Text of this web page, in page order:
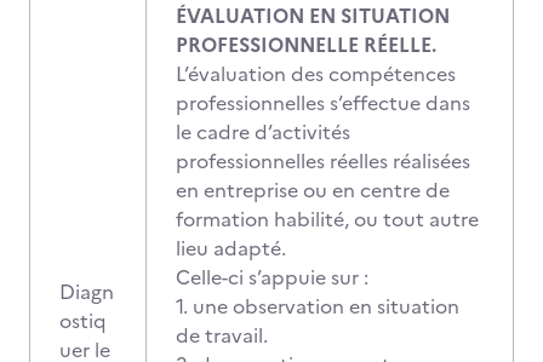
Diagn
ostiq
uer le
ÉVALUATION EN SITUATION
PROFESSIONNELLE RÉELLE.
L’évaluation des compétences
professionnelles s’effectue dans
le cadre d’activités
professionnelles réelles réalisées
en entreprise ou en centre de
formation habilité, ou tout autre
lieu adapté.
Celle-ci s’appuie sur :
1. une observation en situation
de travail.